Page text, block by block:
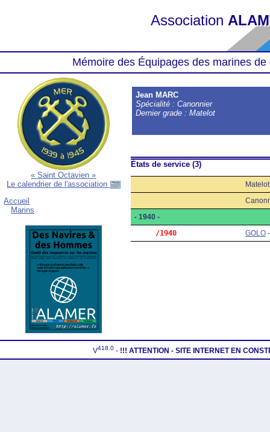
Association
Mémoire des Équipages des marines
« Saint Octavien »
Le calendrier de l'association
Accueil
Marins
Jean MARC
Spécialité : Canonnier
Dernier grade : Matelot
États de service (3)
Matelot
- 1940 -
     /1940
GOLO
V418.0 - !!! ATTENTION - SITE INTERNET EN